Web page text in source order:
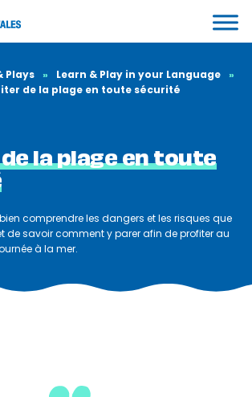
Plays » Learn & Play in your Language
»
de la plage en toute sécurité
la plage en toute
comprendre les dangers et les risques que
de savoir comment y parer afin de profiter au
à la mer.